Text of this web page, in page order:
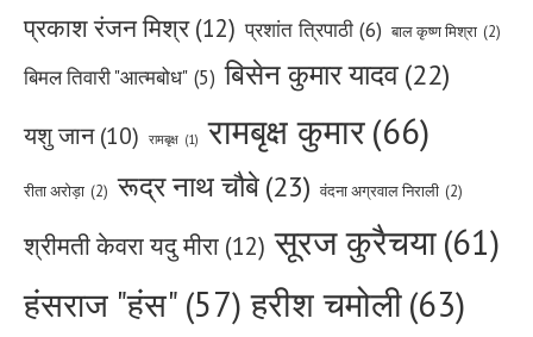
प्रकाश रंजन मिश्र (12) प्रशांत त्रिपाठी (6) बाल कृष्ण मिश्रा (2)
बिमल तिवारी "आत्मबोध" (5) बिसेन कुमार यादव(22)
यशु जान (10) रामबृक्ष (1) रामबृक्ष कुमार(66)
रीता अरोड़ा (2) रूद्र नाथ चौबे(23) वंदना अग्रवाल निराली (2)
श्रीमती केवरा यदु मीरा (12) सूरज कुरैचया(61)
हंसराज "हंस" (57) हरीश चमोली(63)